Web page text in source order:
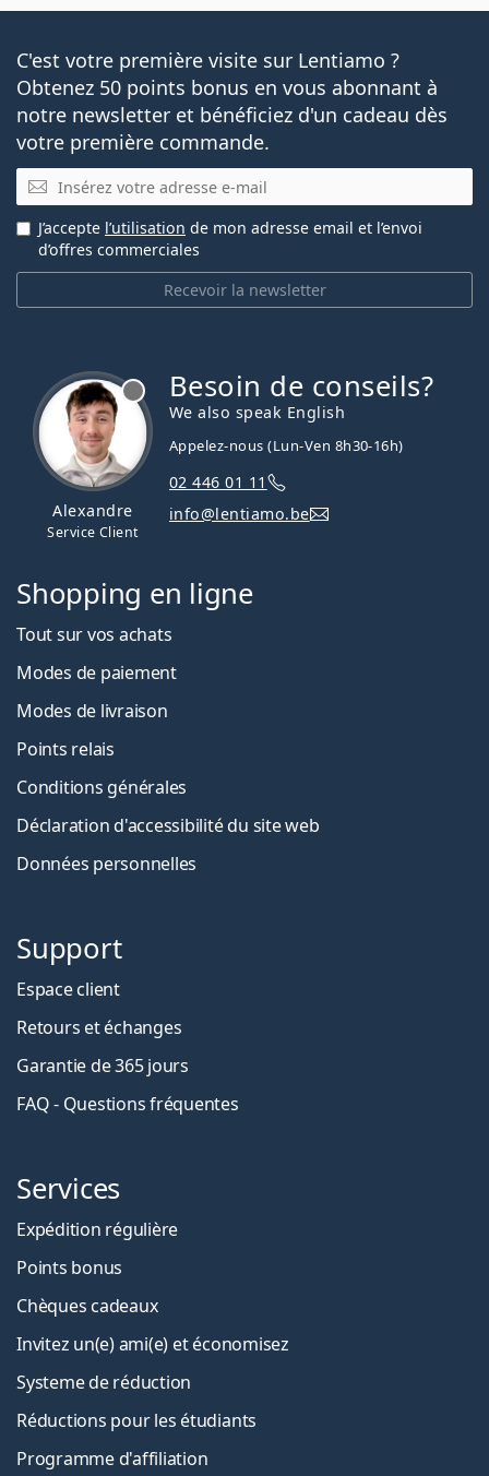
C'est votre première visite sur Lentiamo ?
Obtenez 50 points bonus en vous abonnant à
notre newsletter et bénéficiez d'un cadeau dès
votre première commande.
E-mail
Recevoir la newsletter
J’accepte l’utilisation de mon adresse email et l’envoi
d’offres commerciales
Alexandre
Service Client
Besoin de conseils?
We also speak English
Appelez-nous (Lun-Ven 8h30-16h)
02 446 01 11
info@lentiamo.be
Shopping en ligne
Tout sur vos achats
Modes de paiement
Modes de livraison
Points relais
Conditions générales
Déclaration d'accessibilité du site web
Données personnelles
Support
Espace client
Retours et échanges
Garantie de 365 jours
FAQ - Questions fréquentes
Services
Expédition régulière
Points bonus
Chèques cadeaux
Invitez un(e) ami(e) et économisez
Systeme de réduction
Réductions pour les étudiants
Programme d'affiliation